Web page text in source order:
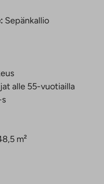
Sepänkallio
alle 55-vuotiailla
m²